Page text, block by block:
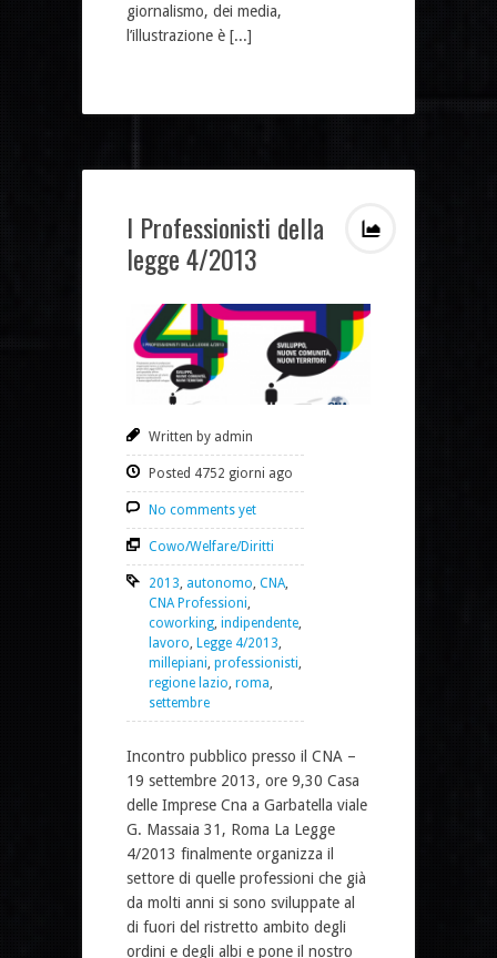
giornalismo, dei media,
l’illustrazione è [...]
I Professionisti della
legge 4/2013
Written by admin
Posted 4752 giorni ago
No comments yet
Cowo/Welfare/Diritti
2013, autonomo, CNA,
CNA Professioni,
coworking, indipendente,
lavoro, Legge 4/2013,
millepiani, professionisti,
regione lazio, roma,
settembre
Incontro pubblico presso il CNA –
19 settembre 2013, ore 9,30 Casa
delle Imprese Cna a Garbatella viale
G. Massaia 31, Roma La Legge
4/2013 finalmente organizza il
settore di quelle professioni che già
da molti anni si sono sviluppate al
di fuori del ristretto ambito degli
ordini e degli albi e pone il nostro